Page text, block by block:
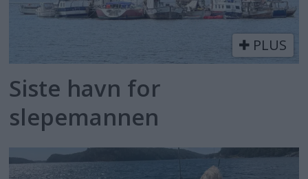
PLUS
Siste havn for
slepemannen